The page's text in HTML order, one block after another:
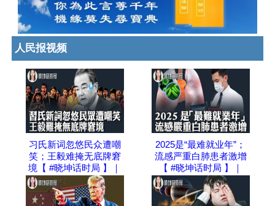
人民报视频
习氏新词忽悠民众遭嘲
笑；王毅难掩无底牌窘
境【 #晓坤话时局 】｜
2025是“最难就业年”；
流感严重白肺患者激增
【 #晓坤话时局 】｜